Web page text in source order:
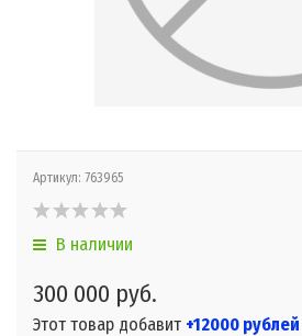
Артикул: 763965
В наличии
300 000 руб.
Этот товар добавит +12000 рублей